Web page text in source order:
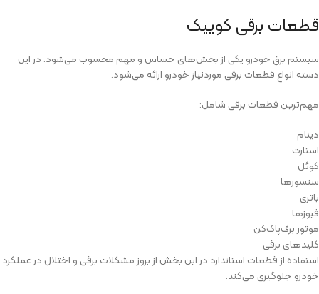
قطعات برقی کوییک
سیستم برق خودرو یکی از بخش‌های حساس و مهم محسوب می‌شود. در این
دسته انواع قطعات برقی موردنیاز خودرو ارائه می‌شود.
مهم‌ترین قطعات برقی شامل:
دینام
استارت
کوئل
سنسورها
باتری
فیوزها
موتور برف‌پاک‌کن
کلیدهای برقی
استفاده از قطعات استاندارد در این بخش از بروز مشکلات برقی و اختلال در عملکرد
خودرو جلوگیری می‌کند.